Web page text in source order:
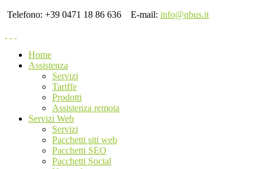
Telefono: +39 0471 18 86 636 E-mail: info@qbus.it
Home
Assistenza
Servizi
Tariffe
Prodotti
Assistenza remota
Servizi Web
Servizi
Pacchetti siti web
Pacchetti SEO
Pacchetti Social